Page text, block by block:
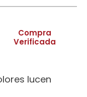
Compra
Verificada
lucen